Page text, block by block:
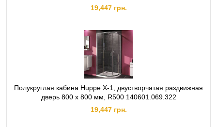
19,447 грн.
Полукруглая кабина Huppe X-1, двустворчатая раздвижная
дверь 800 х 800 мм, R500 140601.069.322
19,447 грн.